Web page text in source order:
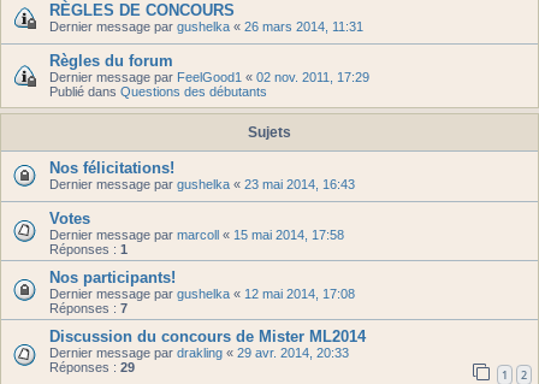
RÈGLES DE CONCOURS
Dernier message par gushelka « 26 mars 2014, 11:31
Règles du forum
Dernier message par FeelGood1 « 02 nov. 2011, 17:29
Publié dans Questions des débutants
Sujets
Nos félicitations!
Dernier message par gushelka « 23 mai 2014, 16:43
Votes
Dernier message par marcoll « 15 mai 2014, 17:58
Réponses : 1
Nos participants!
Dernier message par gushelka « 12 mai 2014, 17:08
Réponses : 7
Discussion du concours de Mister ML2014
Dernier message par drakling « 29 avr. 2014, 20:33
Réponses : 29 1 2